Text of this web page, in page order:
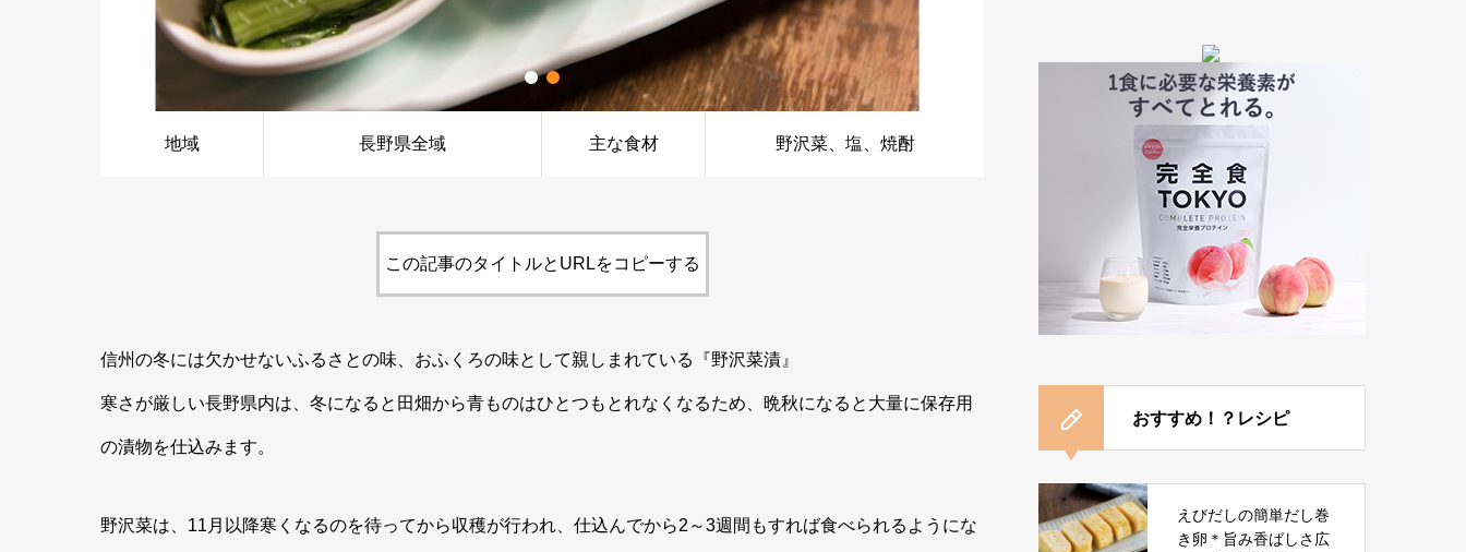
地域 長野県全域 主な食材 野沢菜、塩、焼酎
この記事のタイトルとURLをコピーする
信州の冬には欠かせないふるさとの味、おふくろの味として親しまれている『野沢菜漬』
寒さが厳しい長野県内は、冬になると田畑から青ものはひとつもとれなくなるため、晩秋になると大量に保存用
の漬物を仕込みます。
野沢菜は、11月以降寒くなるのを待ってから収穫が行われ、仕込んでから2～3週間もすれば食べられるようにな
おすすめ！？レシピ
えびだしの簡単だし巻
き卵＊旨み香ばしさ広